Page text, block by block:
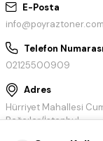
E-Posta
info@poyraztoner.com
Telefon Numarası
02125500909
Adres
Hürriyet Mahallesi
Bağcılar/İstanbul